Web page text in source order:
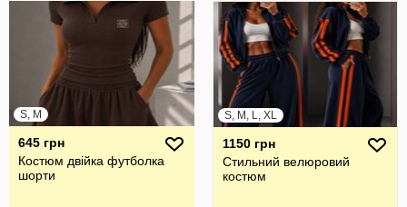
S, M
645 грн
Костюм двійка футболка
шорти
S, M, L, XL
1150 грн
Стильний велюровий
костюм